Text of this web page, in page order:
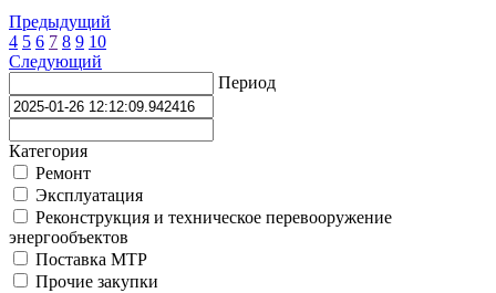
Предыдущий
4 5 6 7 8 9 10
Следующий
Период
Категория
Ремонт
Эксплуатация
Реконструкция и техническое перевооружение
энергообъектов
Поставка МТР
Прочие закупки